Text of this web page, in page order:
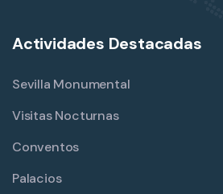
Actividades Destacadas
Sevilla Monumental
Visitas Nocturnas
Conventos
Palacios